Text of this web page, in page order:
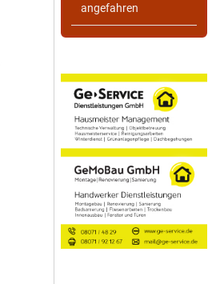
angefahren